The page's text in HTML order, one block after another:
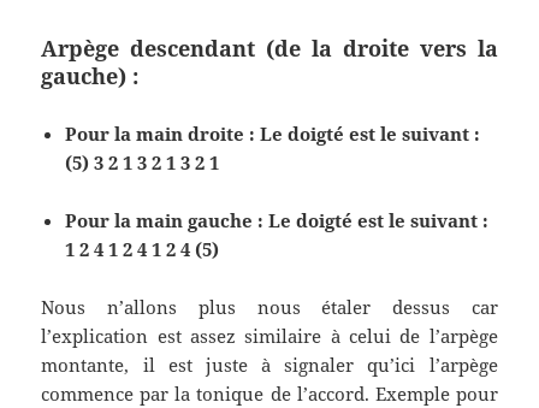
Arpège descendant (de la droite vers la
gauche) :
Pour la main droite : Le doigté est le suivant :
(5) 3 2 1 3 2 1 3 2 1
Pour la main gauche : Le doigté est le suivant :
1 2 4 1 2 4 1 2 4 (5)
Nous n’allons plus nous étaler dessus car
l’explication est assez similaire à celui de l’arpège
montante, il est juste à signaler qu’ici l’arpège
commence par la tonique de l’accord. Exemple pour